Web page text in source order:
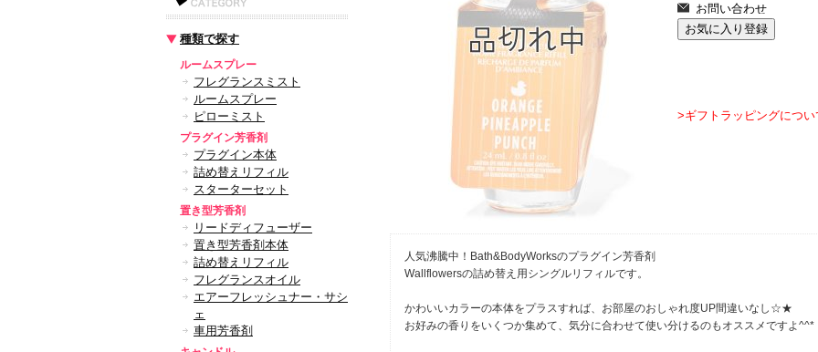
種類で探す
ルームスプレー
フレグランスミスト
ルームスプレー
ピローミスト
プラグイン芳香剤
プラグイン本体
詰め替えリフィル
スターターセット
置き型芳香剤
リードディフューザー
置き型芳香剤本体
詰め替えリフィル
フレグランスオイル
エアーフレッシュナー・サシ
ェ
車用芳香剤
>ギフトラッピングについ
人気沸騰中！Bath&BodyWorksのプラグイン芳香剤
Wallflowersの詰め替え用シングルリフィルです。
かわいいカラーの本体をプラスすれば、お部屋のおしゃれ度UP間違いなし☆★
お好みの香りをいくつか集めて、気分に合わせて使い分けるのもオススメですよ^^*